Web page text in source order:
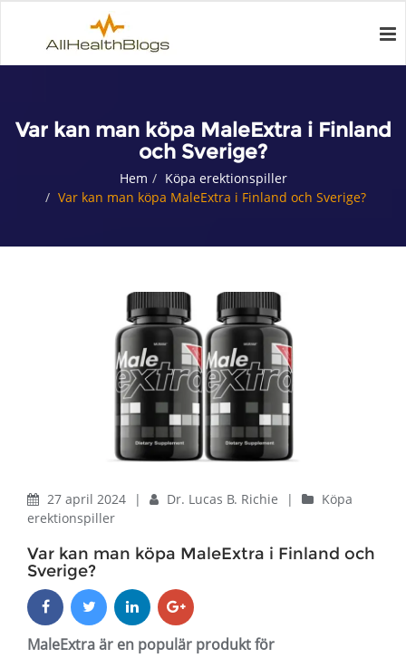
Var kan man köpa MaleExtra i Finland
och Sverige?
Hem
Köpa erektionspiller
Var kan man köpa MaleExtra i Finland och Sverige?
27 april 2024 | Dr. Lucas B. Richie |
Köpa
erektionspiller
Var kan man köpa MaleExtra i Finland och
Sverige?
MaleExtra är en populär produkt för